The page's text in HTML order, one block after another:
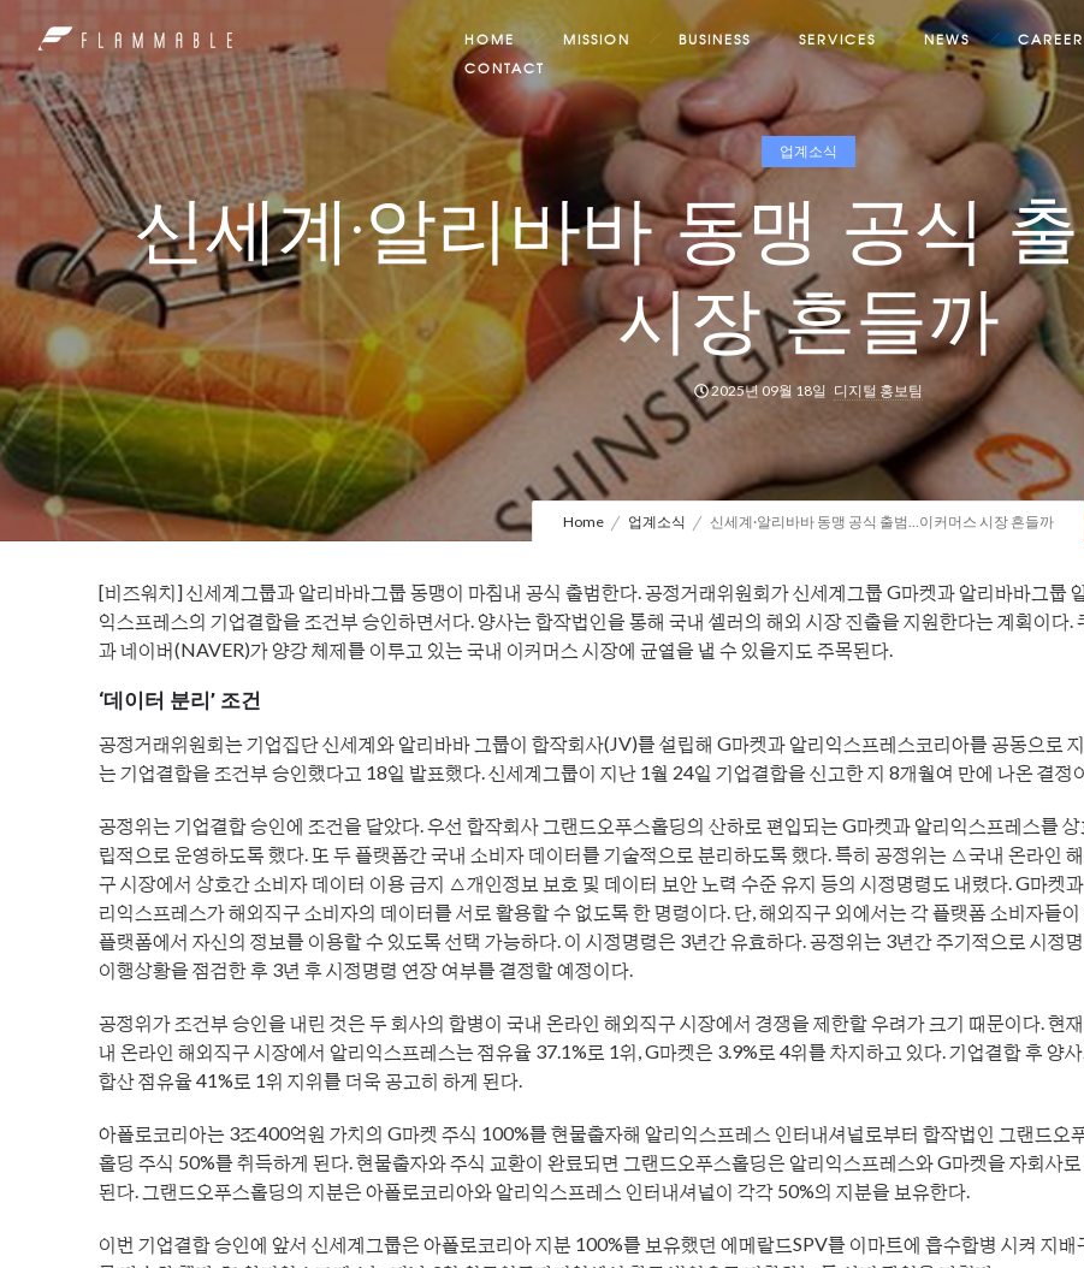
HOME MISSION BUSINESS SERVICES NEWS
CAREER
CONTACT
업계소식
신세계·알리바바 동맹 공식
시장 흔들까
2025년 09월 18일 디지털 홍보팀
Home 업계소식 신세계·알리바바 동맹 공식 출범…이커머스 시장 흔들까
[비즈워치] 신세계그룹과 알리바바그룹 동맹이 마침내 공식 출범한다.공정거래위원회가 신세계그룹 G마켓과 알리바바그룹
익스프레스의 기업결합을 조건부 승인하면서다. 양사는 합작법인을 통해 국내 셀러의 해외 시장 진출을 지원한다는 계획이다.
과 네이버(NAVER)가 양강 체제를 이루고 있는 국내 이커머스 시장에 균열을 낼 수 있을지도 주목된다.
‘데이터 분리’ 조건
공정거래위원회는 기업집단 신세계와 알리바바 그룹이 합작회사(JV)를 설립해 G마켓과 알리익스프레스코리아를 공동으로
는 기업결합을 조건부 승인했다고 18일 발표했다. 신세계그룹이 지난 1월 24일 기업결합을 신고한 지 8개월여 만에 나온 결정
공정위는 기업결합 승인에 조건을 달았다. 우선 합작회사 그랜드오푸스홀딩의 산하로 편입되는 G마켓과 알리익스프레스를 상
립적으로 운영하도록 했다. 또 두 플랫폼간 국내 소비자 데이터를 기술적으로 분리하도록 했다. 특히 공정위는 △국내 온라인
구 시장에서 상호간 소비자 데이터 이용 금지 △개인정보 보호 및 데이터 보안 노력 수준 유지 등의 시정명령도 내렸다. G마켓
리익스프레스가 해외직구 소비자의 데이터를 서로 활용할 수 없도록 한 명령이다. 단, 해외직구 외에서는 각 플랫폼 소비자들이
플랫폼에서 자신의 정보를 이용할 수 있도록 선택 가능하다. 이 시정명령은 3년간 유효하다. 공정위는 3년간 주기적으로 시정
이행상황을 점검한 후 3년 후 시정명령 연장 여부를 결정할 예정이다.
공정위가 조건부 승인을 내린 것은 두 회사의 합병이 국내 온라인 해외직구 시장에서 경쟁을 제한할 우려가 크기 때문이다. 현
내 온라인 해외직구 시장에서 알리익스프레스는 점유율 37.1%로 1위, G마켓은 3.9%로 4위를 차지하고 있다. 기업결합 후 양
합산 점유율 41%로 1위 지위를 더욱 공고히 하게 된다.
아폴로코리아는 3조400억원 가치의 G마켓 주식 100%를 현물출자해 알리익스프레스 인터내셔널로부터 합작법인 그랜드오
홀딩 주식 50%를 취득하게 된다. 현물출자와 주식 교환이 완료되면 그랜드오푸스홀딩은 알리익스프레스와 G마켓을 자회사로
된다. 그랜드오푸스홀딩의 지분은 아폴로코리아와 알리익스프레스 인터내셔널이 각각 50%의 지분을 보유한다.
이번 기업결합 승인에 앞서 신세계그룹은 아폴로코리아 지분 100%를 보유했던 에메랄드SPV를 이마트에 흡수합병 시켜 지배